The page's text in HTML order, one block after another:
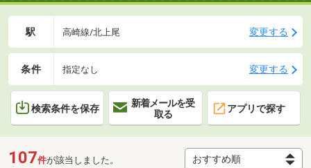
駅 高崎線/北上尾 変更する
条件 指定なし 変更する
検索条件を保存
新着メールを受
取る
アプリで探す
107件が該当しました。